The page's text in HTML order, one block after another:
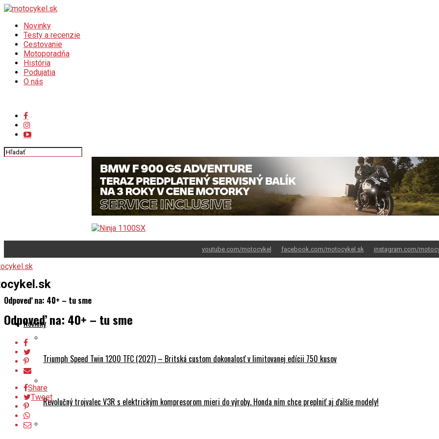
Novinky
Testy a recenzie
Cestovanie
Motoporadňa
História
Podujatia
O nás
youtube.com/motocykel facebook.com/motocykel.sk instagram.com/
Odpoveď na: 40+ – tu sme
Novinky
Triumph Speed Twin 1200 TFC (2027) – Britská custom dokonalosť v limitovanej edícii 750 kusov
Revolučný trojvalec V3R s elektrickým kompresorom mieri do výroby. Honda ním chce preplniť aj ďalšie modely!
Odpoveď na: 40+ – tu sme
Share
Tweet